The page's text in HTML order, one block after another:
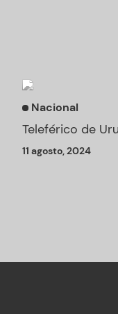
Nacional
Teleférico de
11 agosto, 2024